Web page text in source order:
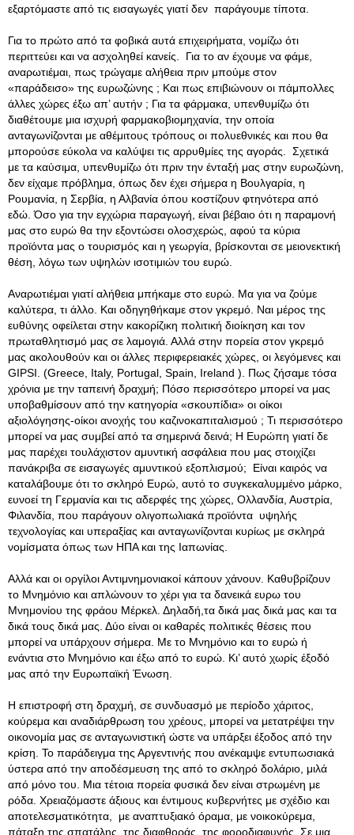
εξαρτόμαστε από τις εισαγωγές γιατί δεν παράγουμε τίποτα.
Για το πρώτο από τα φοβικά αυτά επιχειρήματα, νομίζω ότι
περιττεύει και να ασχοληθεί κανείς. Για το αν έχουμε να φάμε,
αναρωτιέμαι, πως τρώγαμε αλήθεια πριν μπούμε στον
«παράδεισο» της ευρωζώνης ; Και πως επιβιώνουν οι πάμπολλες
άλλες χώρες έξω απ’ αυτήν ; Για τα φάρμακα, υπενθυμίζω ότι
διαθέτουμε μια ισχυρή φαρμακοβιομηχανία, την οποία
ανταγωνίζονται με αθέμιτους τρόπους οι πολυεθνικές και που θα
μπορούσε εύκολα να καλύψει τις αρρυθμίες της αγοράς . Σχετικά
με τα καύσιμα, υπενθυμίζω ότι πριν την ένταξή μας στην ευρωζώνη,
δεν είχαμε πρόβλημα, όπως δεν έχει σήμερα η Βουλγαρία, η
Ρουμανία, η Σερβία, η Αλβανία όπου κοστίζουν φτηνότερα από
εδώ. Όσο για την εγχώρια παραγωγή, είναι βέβαιο ότι η παραμονή
μας στο ευρώ θα την εξοντώσει ολοσχερώς, αφού τα κύρια
προϊόντα μας ο τουρισμός και η γεωργία, βρίσκονται σε μειονεκτική
θέση, λόγω των υψηλών ισοτιμιών του ευρώ.
Αναρωτιέμαι γιατί αλήθεια μπήκαμε στο ευρώ. Μα για να ζούμε
καλύτερα, τι άλλο. Και οδηγηθήκαμε στον γκρεμό. Ναι μέρος της
ευθύνης οφείλεται στην κακορίζικη πολιτική διοίκηση και τον
πρωταθλητισμό μας σε λαμογιά. Αλλά στην πορεία στον γκρεμό
μας ακολουθούν και οι άλλες περιφερειακές χώρες, οι λεγόμενες και
GIPSI. (Greece, Italy, Portugal, Spain, Ireland ). Πως ζήσαμε τόσα
χρόνια με την ταπεινή δραχμή; Πόσο περισσότερο μπορεί να μας
υποβαθμίσουν από την κατηγορία «σκουπίδια» οι οίκοι
αξιολόγησης-οίκοι ανοχής του καζινοκαπιταλισμού ; Τι περισσότερο
μπορεί να μας συμβεί από τα σημερινά δεινά; Η Ευρώπη γιατί δε
μας παρέχει τουλάχιστον αμυντική ασφάλεια που μας στοιχίζει
πανάκριβα σε εισαγωγές αμυντικού εξοπλισμού; Είναι καιρός να
καταλάβουμε ότι το σκληρό Ευρώ, αυτό το συγκεκαλυμμένο μάρκο,
ευνοεί τη Γερμανία και τις αδερφές της χώρες, Ολλανδία, Αυστρία,
Φιλανδία, που παράγουν ολιγοπωλιακά προϊόντα υψηλής
τεχνολογίας και υπεραξίας και ανταγωνίζονται κυρίως με σκληρά
νομίσματα όπως των ΗΠΑ και της Ιαπωνίας.
Αλλά και οι οργίλοι Αντιμνημονιακοί κάπουν χάνουν. Καθυβρίζουν
το Μνημόνιο και απλώνουν το χέρι για τα δανεικά ευρω του
Μνημονίου της φράου Μέρκελ. Δηλαδή,τα δικά μας δικά μας και τα
δικά τους δικά μας. Δύο είναι οι καθαρές πολιτικές θέσεις που
μπορεί να υπάρχουν σήμερα. Με το Μνημόνιο και το ευρώ ή
ενάντια στο Μνημόνιο και έξω από το ευρώ. Κι’ αυτό χωρίς έξοδό
μας από την Ευρωπαϊκή Ένωση.
Η επιστροφή στη δραχμή, σε συνδυασμό με περίοδο χάριτος,
κούρεμα και αναδιάρθρωση του χρέους, μπορεί να μετατρέψει την
οικονομία μας σε ανταγωνιστική ώστε να υπάρξει έξοδος από την
κρίση. Το παράδειγμα της Αργεντινής που ανέκαμψε εντυπωσιακά
ύστερα από την αποδέσμευση της από το σκληρό δολάριο, μιλά
από μόνο του. Μια τέτοια πορεία φυσικά δεν είναι στρωμένη με
ρόδα. Χρειαζόμαστε άξιους και έντιμους κυβερνήτες με σχέδιο και
αποτελεσματικότητα, με αναπτυξιακό όραμα, με νοικοκύρεμα,
πάταξη της σπατάλης, της διαφθοράς, της φοροδιαφυγής. Σε μια